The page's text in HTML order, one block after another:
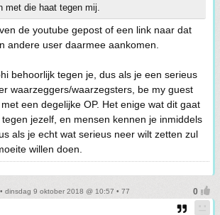
met die haat tegen mij.
de youtube gepost of een link naar dat
andere user daarmee aankomen.
behoorlijk tegen je, dus als je een serieus
waarzeggers/waarzegsters, be my guest
een degelijke OP. Het enige wat dit gaat
jezelf, en mensen kennen je inmiddels
als je echt wat serieus neer wilt zetten zul
willen doen.
• dinsdag 9 oktober 2018 @ 10:57 • 77